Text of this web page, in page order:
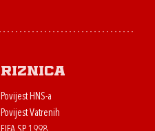
Riznica
Povijest HNS-a
Povijest Vatrenih